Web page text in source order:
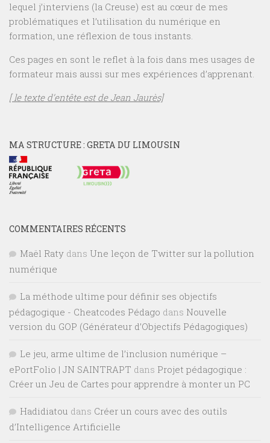
lequel j’interviens (la Creuse) est au cœur de mes
problématiques et l’utilisation du numérique en
formation, une réflexion de tous instants.
Ces pages en sont le reflet à la fois dans mes usages de
formateur mais aussi sur mes expériences d’apprenant.
[ le texte d’entête est de Jean Jaurès]
MA STRUCTURE : GRETA DU LIMOUSIN
COMMENTAIRES RÉCENTS
Maël Raty dans Une leçon de Twitter sur la pollution
numérique
La méthode ultime pour définir ses objectifs
pédagogique - Cheatcodes Pédago dans Nouvelle
version du GOP (Générateur d’Objectifs Pédagogiques)
Le jeu, arme ultime de l’inclusion numérique –
ePortFolio | JN SAINTRAPT dans Projet pédagogique :
Créer un Jeu de Cartes pour apprendre à monter un PC
Hadidiatou dans Créer un cours avec des outils
d’Intelligence Artificielle